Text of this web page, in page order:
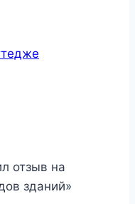
отзыв на
зданий»